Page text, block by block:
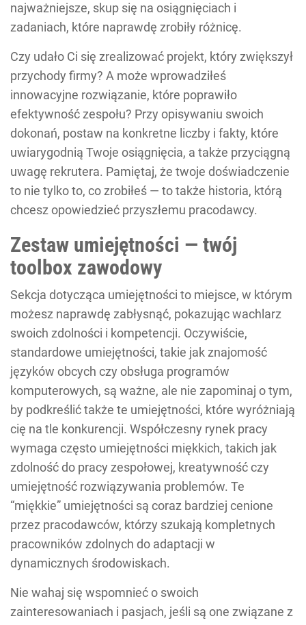
najważniejsze, skup się na osiągnięciach i
zadaniach, które naprawdę zrobiły różnicę.
Czy udało Ci się zrealizować projekt, który zwiększył
przychody firmy? A może wprowadziłeś
innowacyjne rozwiązanie, które poprawiło
efektywność zespołu? Przy opisywaniu swoich
dokonań, postaw na konkretne liczby i fakty, które
uwiarygodnią Twoje osiągnięcia, a także przyciągną
uwagę rekrutera. Pamiętaj, że twoje doświadczenie
to nie tylko to, co zrobiłeś — to także historia, którą
chcesz opowiedzieć przyszłemu pracodawcy.
Zestaw umiejętności — twój
toolbox zawodowy
Sekcja dotycząca umiejętności to miejsce, w którym
możesz naprawdę zabłysnąć, pokazując wachlarz
swoich zdolności i kompetencji. Oczywiście,
standardowe umiejętności, takie jak znajomość
języków obcych czy obsługa programów
komputerowych, są ważne, ale nie zapominaj o tym,
by podkreślić także te umiejętności, które wyróżniają
cię na tle konkurencji. Współczesny rynek pracy
wymaga często umiejętności miękkich, takich jak
zdolność do pracy zespołowej, kreatywność czy
umiejętność rozwiązywania problemów. Te
“miękkie” umiejętności są coraz bardziej cenione
przez pracodawców, którzy szukają kompletnych
pracowników zdolnych do adaptacji w
dynamicznych środowiskach.
Nie wahaj się wspomnieć o swoich
zainteresowaniach i pasjach, jeśli są one związane z